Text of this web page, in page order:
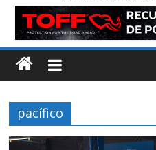
pacífico